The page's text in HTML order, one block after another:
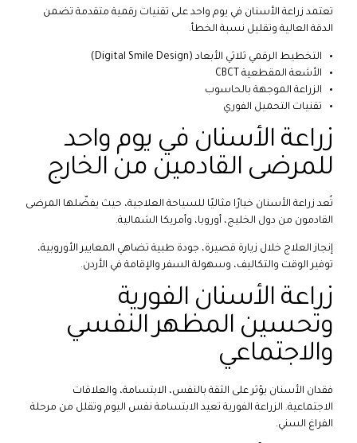
تعتمد زراعة الأسنان في يوم واحد على تقنيات رقمية متقدمة تضمن
الدقة العالية وتقليل نسبة الخطأ.
التخطيط الرقمي ثلاثي الأبعاد (Digital Smile Design)
الأشعة المقطعية CBCT
الزراعة الموجهة بالحاسوب
تقنيات التحميل الفوري
زراعة الأسنان في يوم واحد
للمرضى القادمين من الخارج
تُعد زراعة الأسنان خيارًا مثاليًا للسياحة العلاجية، حيث يفضّلها المرضى
القادمون من دول الخليج، أوروبا، وأمريكا الشمالية.
إنجاز العلاج خلال زيارة قصيرة، جودة طبية تضاهي المعايير الأوروبية،
توفير الوقت والتكاليف، وسهولة السفر والإقامة في الأردن.
زراعة الأسنان الفورية
وتحسين المظهر النفسي
والاجتماعي
فقدان الأسنان يؤثر على الثقة بالنفس، الابتسامة، والعلاقات
الاجتماعية. الزراعة الفورية تعيد الابتسامة نفس اليوم وتقلل من مرحلة
الفراغ السني.